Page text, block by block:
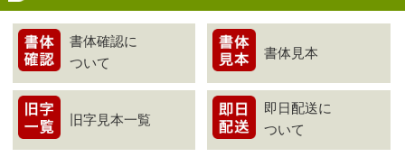
書体確認に
ついて
書体見本
旧字見本一覧
即日配送に
ついて